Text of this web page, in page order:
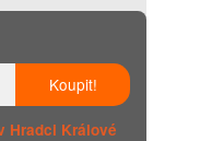
Koupit!
Hradci Králové